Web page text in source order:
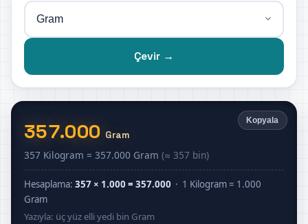
Çevir →
Kopyala
357.000 Gram
357 Kilogram = 357.000 Gram(≈ 357 bin)
Hesaplama:357 × 1.000 = 357.000 · 1 Kilogram = 1.000
Gram
Yazıyla: üç yüz elli yedi bin Gram